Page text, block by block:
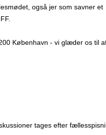
også jer som savner et
København - vi glæder os til
tages efter